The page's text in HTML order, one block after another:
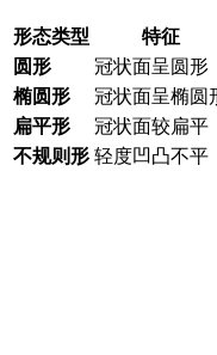
形态类型 特征
圆形
冠状面呈圆形
椭圆形
冠状面呈椭圆
扁平形
冠状面较扁平
不规则形 轻度凹凸不平